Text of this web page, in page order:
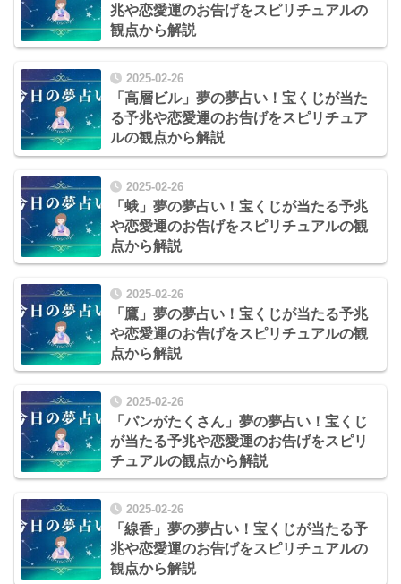
兆や恋愛運のお告げをスピリチュアルの
観点から解説
2025-02-26
「高層ビル」夢の夢占い！宝くじが当た
る予兆や恋愛運のお告げをスピリチュア
ルの観点から解説
2025-02-26
「蛾」夢の夢占い！宝くじが当たる予兆
や恋愛運のお告げをスピリチュアルの観
点から解説
2025-02-26
「鷹」夢の夢占い！宝くじが当たる予兆
や恋愛運のお告げをスピリチュアルの観
点から解説
2025-02-26
「パンがたくさん」夢の夢占い！宝くじ
が当たる予兆や恋愛運のお告げをスピリ
チュアルの観点から解説
2025-02-26
「線香」夢の夢占い！宝くじが当たる予
兆や恋愛運のお告げをスピリチュアルの
観点から解説